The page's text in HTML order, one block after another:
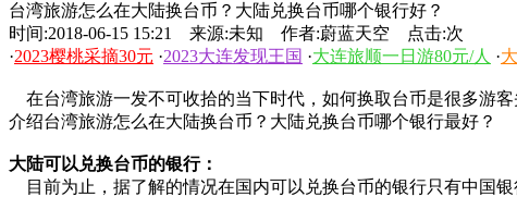
台湾旅游怎么在大陆换台币？大陆兑换台币哪个银行好？
时间:2018-06-15 15:21 来源:未知 作者:蔚蓝天空 点击:次
·2023樱桃采摘30元 ·2023大连发现王国 ·大连旅顺一日游80元/人 ·
在台湾旅游一发不可收拾的当下时代，如何换取台币是很多游
介绍台湾旅游怎么在大陆换台币？大陆兑换台币哪个银行最好？
大陆可以兑换台币的银行：
目前为止，据了解的情况在国内可以兑换台币的银行只有中国